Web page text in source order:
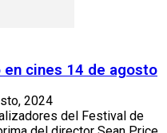
en cines 14 de agosto
2024
del Festival de